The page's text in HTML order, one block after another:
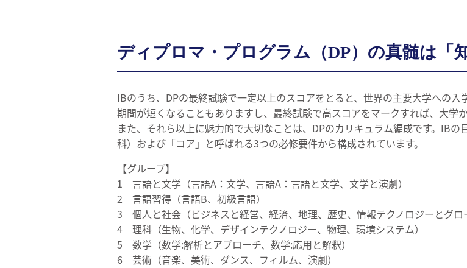
ディプロマ・プログラム（DP）の真髄は「
IBのうち、DPの最終試験で一定以上のスコアをとると、世界の主要大学への
期間が短くなることもありますし、最終試験で高スコアをマークすれば、大学
また、それら以上に魅力的で大切なことは、DPのカリキュラム編成です。IB
科）および「コア」と呼ばれる3つの必修要件から構成されています。
【グループ】
1 言語と文学（言語A：文学、言語A：言語と文学、文学と演劇）
2 言語習得（言語B、初級言語）
3 個人と社会（ビジネスと経営、経済、地理、歴史、情報テクノロジーとグロ
4 理科（生物、化学、デザインテクノロジー、物理、環境システム）
5 数学（数学:解析とアプローチ、数学:応用と解釈）
6 芸術（音楽、美術、ダンス、フィルム、演劇）